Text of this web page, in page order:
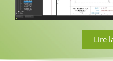
Lire